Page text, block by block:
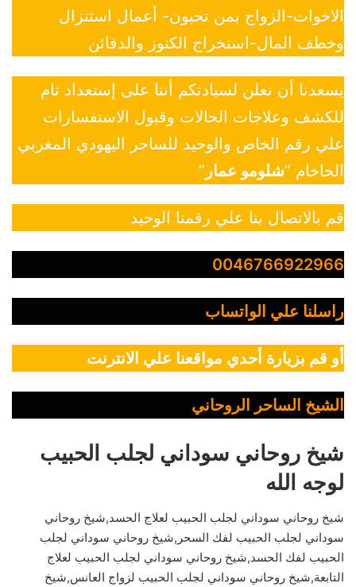
الاخوات-الزواج بمن تحبون- أعمال استنزال
وخطف المال-استخراج الكنوز والدفائن
يسعدنا أن نعلن لسيادتكم أننا على إستعداد تام
للكشف وعلاجات الحالات وقبول الاستفسارات
علي رقم الخاص والوحيد للساحر اليهودي المغربي
الحاخام “شلومو عمار ”
قم بالاتصال بنا علي رقمنا الوحيد
0046766922966
راسلنا علي الواتساب
أو قم بزيارة أحدي مواقعنا علي الانترنت
الشيخ الساحر الروحاني
شيخ روحاني سوداني لجلب الحبيب
لوجه الله
شيخ روحاني سوداني لجلب الحبيب لعلاج الحسد,شيخ روحاني
سوداني لجلب الحبيب لفك السحر,شيخ روحاني سوداني لجلب
الحبيب لفك الحسد,شيخ روحاني سوداني لجلب الحبيب لعلاج
التابعة,شيخ روحاني سوداني لجلب الحبيب لزواج العانس,شيخ